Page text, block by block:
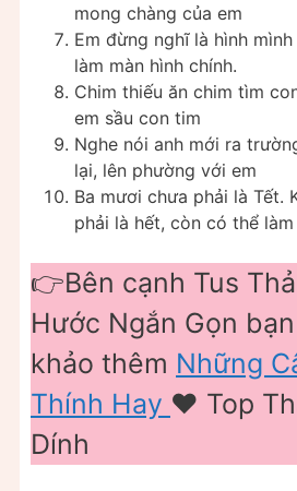
mong chàng của em
Em đừng nghĩ là hình
làm màn hình chính.
Chim thiếu ăn chim tìm
em sầu con tim
Nghe nói anh mới ra
lại, lên phường với em
Ba mươi chưa phải là Tết.
phải là hết, còn có thể
👉Bên cạnh Tus
Hước Ngắn Gọn
khảo thêm Những
Thính Hay ❤️️ Top
Dính